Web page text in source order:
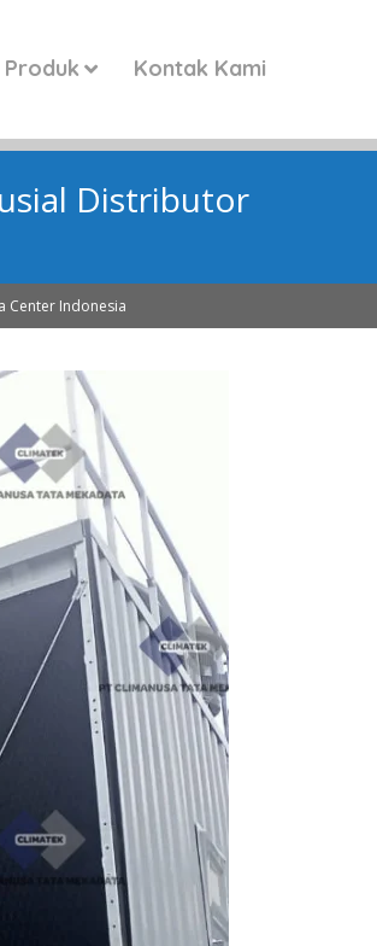
Produk Kontak Kami
Distributor
Center Indonesia